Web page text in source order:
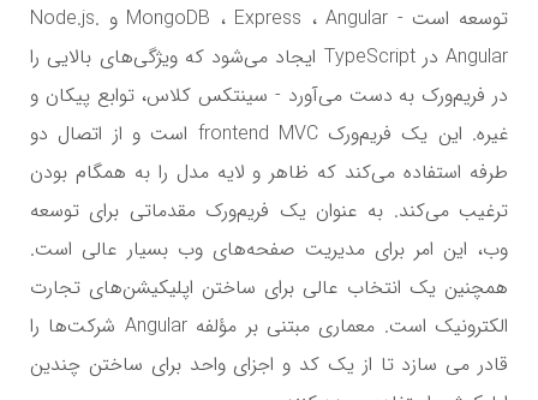
توسعه است - MongoDB ، Express ، Angular و Node.js.
Angular در TypeScript ایجاد می‌شود که ویژگی‌های بالایی را
در فریم‌ورک به دست می‌آورد - سینتکس کلاس، توابع پیکان و
غیره. این یک فریم‌ورک frontend MVC است و از اتصال دو
طرفه استفاده می‌کند که ظاهر و لایه مدل را به همگام بودن
ترغیب می‌کند. به عنوان یک فریم‌ورک مقدماتی برای توسعه
وب، این امر برای مدیریت صفحه‌های وب بسیار عالی است.
همچنین یک انتخاب عالی برای ساختن اپلیکیشن‌های تجارت
الکترونیک است. معماری مبتنی بر مؤلفه Angular شرکت‌ها را
قادر می ‌سازد تا از یک کد و اجزای واحد برای ساختن چندین